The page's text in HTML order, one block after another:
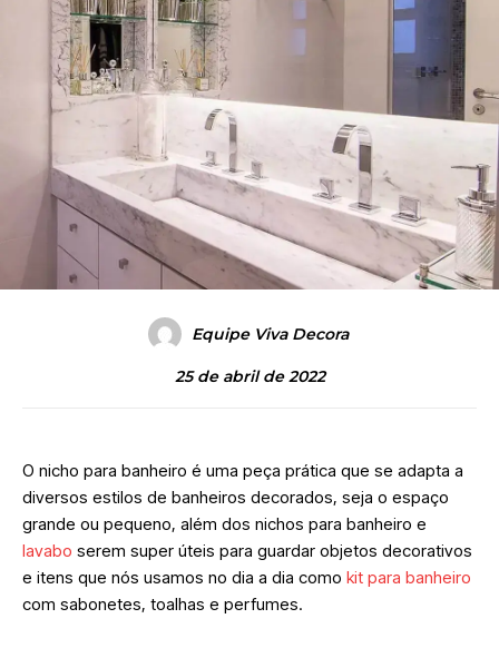
Equipe Viva Decora
25 de abril de 2022
O nicho para banheiro é uma peça prática que se adapta a
diversos estilos de banheiros decorados, seja o espaço
grande ou pequeno, além dos nichos para banheiro e
lavabo serem super úteis para guardar objetos decorativos
e itens que nós usamos no dia a dia como kit para banheiro
com sabonetes, toalhas e perfumes.